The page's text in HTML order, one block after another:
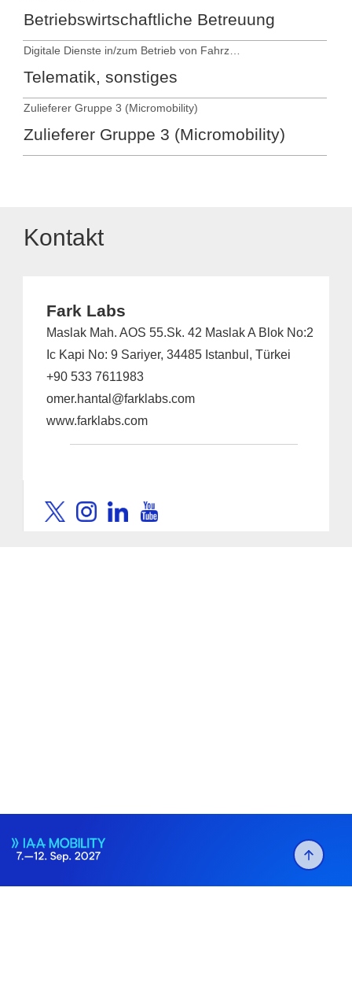
Betriebswirtschaftliche Betreuung
Telematik, sonstiges
Zulieferer Gruppe 3 (Micromobility)
Zulieferer Gruppe 3 (Micromobility)
Kontakt
Fark Labs
Maslak Mah. AOS 55.Sk. 42 Maslak A Blok No:2
Ic Kapi No: 9 Sariyer, 34485 Istanbul, Türkei
+90 533 7611983
omer.hantal@farklabs.com
www.farklabs.com